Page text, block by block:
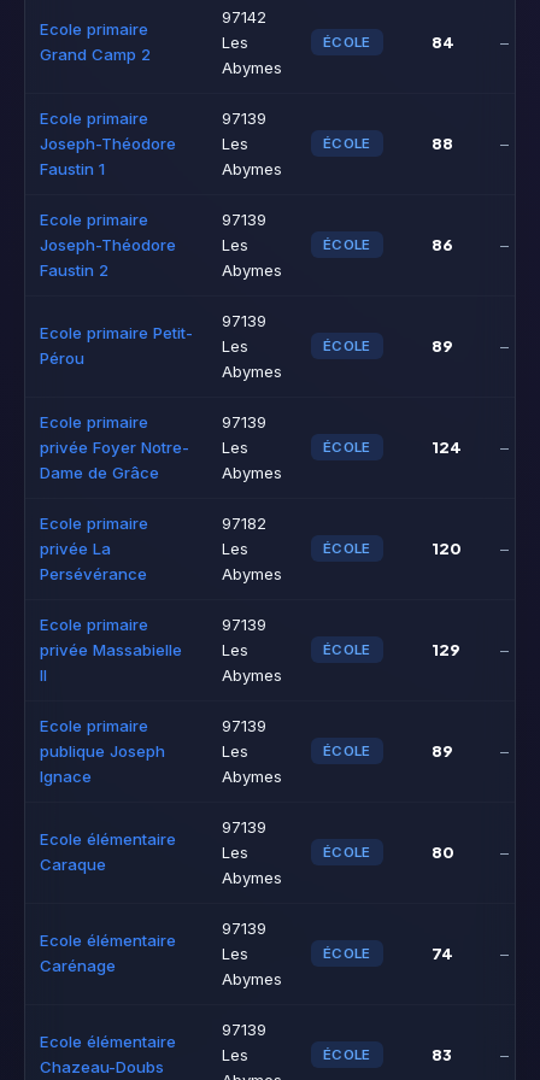
Ecole primaire
Grand Camp 2
97142
Les
Abymes
ÉCOLE 84 –
Ecole primaire
Joseph-Théodore
Faustin 1
97139
Les
Abymes
ÉCOLE 88 –
Ecole primaire
Joseph-Théodore
Faustin 2
97139
Les
Abymes
ÉCOLE 86 –
Ecole primaire Petit-
Pérou
97139
Les
Abymes
ÉCOLE 89 –
Ecole primaire
privée Foyer Notre-
Dame de Grâce
97139
Les
Abymes
ÉCOLE 124 –
Ecole primaire
privée La
Persévérance
97182
Les
Abymes
ÉCOLE 120 –
Ecole primaire
privée Massabielle
II
97139
Les
Abymes
ÉCOLE 129 –
Ecole primaire
publique Joseph
Ignace
97139
Les
Abymes
ÉCOLE 89 –
Ecole élémentaire
Caraque
97139
Les
Abymes
ÉCOLE 80 –
Ecole élémentaire
Carénage
97139
Les
Abymes
ÉCOLE 74 –
Ecole élémentaire
Chazeau-Doubs
97139
Les
ÉCOLE 83 –